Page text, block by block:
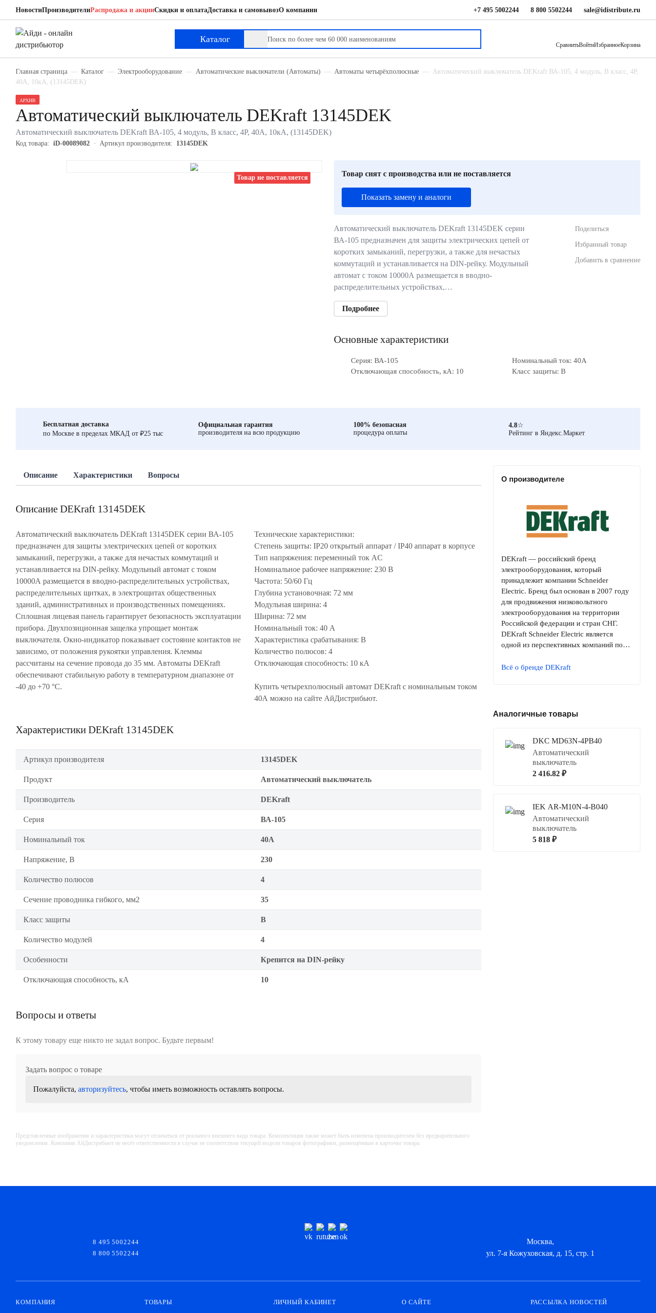
НовостиПроизводителиРаспродажа и акцииСкидки и оплатаДоставка и самовывозО компании +7 495 5002244 8 800 5502244 sale@idistribute.ru
Каталог
СравнитьВойтиИзбранноеКорзина
Главная страница Каталог Электрооборудование Автоматические выключатели (Автоматы) Автоматы четырёхполюсные
Автоматический выключатель DEKraft ВА-105, 4 модуль, B класс, 4P,
40А, 10кА, (13145DEK)
Товар не поставляется
АРХИВ
Автоматический выключатель DEKraft 13145DEK
Автоматический выключатель DEKraft ВА-105, 4 модуль, B класс, 4P, 40А, 10кА, (13145DEK)
Код товара: iD-00089082 Артикул производителя: 13145DEK
Товар снят с производства или не поставляется
Показать замену и аналоги
Автоматический выключатель DEKraft 13145DEK серии
ВА-105 предназначен для защиты электрических цепей от
коротких замыканий, перегрузки, а также для нечастых
коммутаций и устанавливается на DIN-рейку. Модульный
автомат с током 10000А размещается в вводно-
распределительных устройствах,…
Подробнее
Поделиться
Избранный товар
Добавить в сравнение
Основные характеристики
Серия: ВА-105
Номинальный ток: 40А
Отключающая способность, кА: 10
Класс защиты: B
Бесплатная доставка
по Москве в пределах МКАД от ₽25 тыс
Официальная гарантия
производителя на всю продукцию
100% безопасная
процедура оплаты
4.8☆
Рейтинг в Яндекс.Маркет
Описание Характеристики Вопросы
Описание DEKraft 13145DEK
Автоматический выключатель DEKraft 13145DEK серии ВА-105
предназначен для защиты электрических цепей от коротких
замыканий, перегрузки, а также для нечастых коммутаций и
устанавливается на DIN-рейку. Модульный автомат с током
10000А размещается в вводно-распределительных устройствах,
распределительных щитках, в электрощитах общественных
зданий, административных и производственных помещениях.
Сплошная лицевая панель гарантирует безопасность эксплуатации
прибора. Двухпозиционная защелка упрощает монтаж
выключателя. Окно-индикатор показывает состояние контактов не
зависимо, от положения рукоятки управления. Клеммы
рассчитаны на сечение провода до 35 мм. Автоматы DEKraft
обеспечивают стабильную работу в температурном диапазоне от
-40 до +70 °С.
Технические характеристики:
Степень защиты: IP20 открытый аппарат / IP40 аппарат в корпусе
Тип напряжения: переменный ток AC
Номинальное рабочее напряжение: 230 В
Частота: 50/60 Гц
Глубина установочная: 72 мм
Модульная ширина: 4
Ширина: 72 мм
Номинальный ток: 40 А
Характеристика срабатывания: B
Количество полюсов: 4
Отключающая способность: 10 кА
Купить четырехполюсный автомат DEKraft с номинальным током
40А можно на сайте АйДистрибьют.
Характеристики DEKraft 13145DEK
Артикул производителя 13145DEK
Продукт Автоматический выключатель
Производитель DEKraft
Серия ВА-105
Номинальный ток 40А
Напряжение, В 230
Количество полюсов 4
Сечение проводника гибкого, мм2 35
Класс защиты B
Количество модулей 4
Особенности Крепится на DIN-рейку
Отключающая способность, кА 10
Вопросы и ответы
К этому товару еще никто не задал вопрос. Будьте первым!
Задать вопрос о товаре
Пожалуйста, авторизуйтесь, чтобы иметь возможность оставлять вопросы.
Представленные изображения и характеристики могут отличаться от реального внешнего вида товара. Комплектация также может быть изменена производителем без предварительного
уведомления. Компания АйДистрибьют не несёт ответственности в случае не соответствия текущей модели товаров фотографиям, размещённым в карточке товара.
О производителе
DEKraft — российский бренд
электрооборудования, который
принадлежит компании Schneider
Electric. Бренд был основан в 2007 году
для продвижения низковольтного
электрооборудования на территории
Российской федерации и стран СНГ.
DEKraft Schneider Electric является
одной из перспективных компаний по…
Всё о бренде DEKraft
Аналогичные товары
DKC MD63N-4PB40
Автоматический
выключатель
2 416.82 ₽
IEK AR-M10N-4-B040
Автоматический
выключатель
5 818 ₽
DEKraft 13145DEK
Автоматический выключатель
8 495 5002244
8 800 5502244
Москва,
ул. 7-я Кожуховская, д. 15, стр. 1
КОМПАНИЯ ТОВАРЫ ЛИЧНЫЙ КАБИНЕТ О САЙТЕ РАССЫЛКА НОВОСТЕЙ